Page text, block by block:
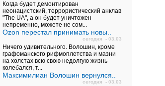
Когда будет демонтирован
неонацистский, террористический анклав
"The UA", а он будет уничтожен
непременно, можете не сом...
Ozon перестал принимать новы..
сегодня - 03.03
Ничего удивительного. Волошин, кроме
графоманского рифмоплетства и мазни
на холстах всю свою недолгую жизнь
колебался, т...
Максимилиан Волошин вернулся..
сегодня - 03.03